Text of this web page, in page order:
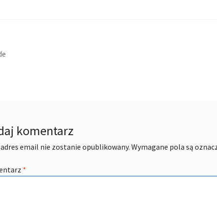
komentarz
email nie zostanie opublikowany. Wymagane pola są
*